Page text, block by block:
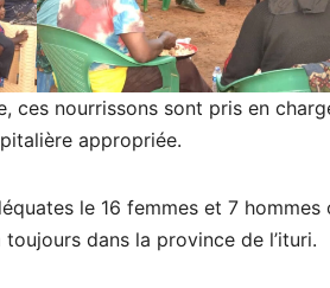
ces nourrissons sont pris en
appropriée.
le 16 femmes et 7
dans la province de l’ituri.